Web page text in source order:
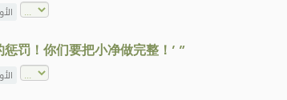
罚！你们要把小净做完整！’ ”